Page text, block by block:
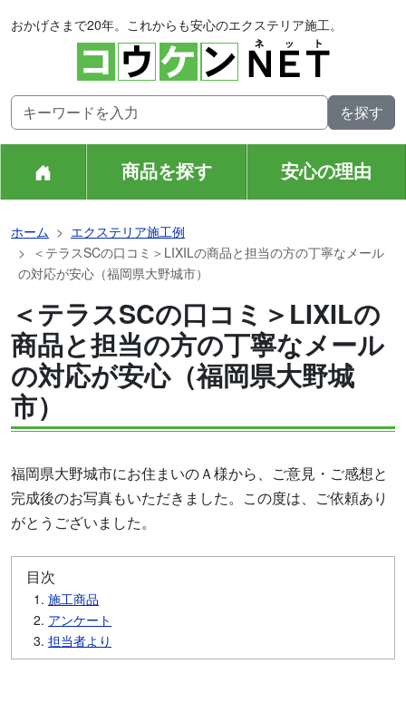
おかげさまで20年。これからも安心のエクステリア施工。
商品を探す 安心の理由
ホーム
エクステリア施工例
＜テラスSCの口コミ＞LIXILの商品と担当の方の丁寧なメール
の対応が安心（福岡県大野城市）
＜テラスSCの口コミ＞LIXILの
商品と担当の方の丁寧なメール
の対応が安心（福岡県大野城
市）
福岡県大野城市にお住まいのＡ様から、ご意見・ご感想と
完成後のお写真もいただきました。この度は、ご依頼あり
がとうございました。
目次
施工商品
アンケート
担当者より